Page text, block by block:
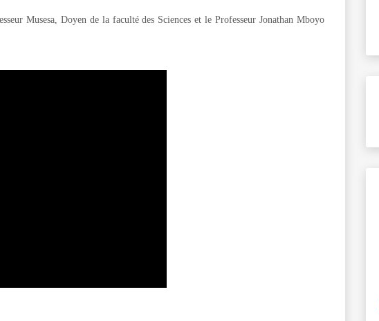
Musesa, Doyen de la faculté des Sciences et le Professeur Jonathan Mboyo